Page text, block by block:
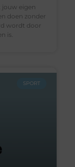
jouw eigen
doen zonder
wordt door
is.
SPORT